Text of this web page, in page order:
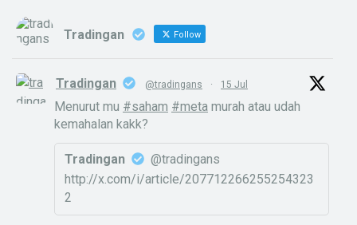
Tradingan Follow
Tradingan @tradingans · 15 Jul
Menurut mu #saham #meta murah atau udah
kemahalan kakk?
Tradingan
@tradingans
http://x.com/i/article/207712266255254323
2